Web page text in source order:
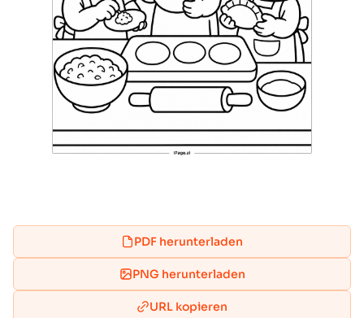
PDF herunterladen
PNG herunterladen
URL kopieren